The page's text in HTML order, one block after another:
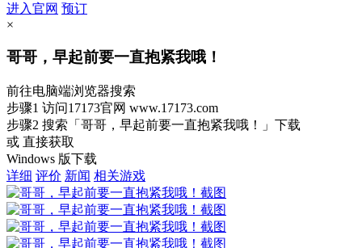
进入官网 预订
×
哥哥，早起前要一直抱紧我哦！
前往电脑端浏览器搜索
步骤1 访问17173官网 www.17173.com
步骤2 搜索 「哥哥，早起前要一直抱紧我哦！」 下载
或 直接获取
Windows 版下载
详细 评价 新闻 相关游戏